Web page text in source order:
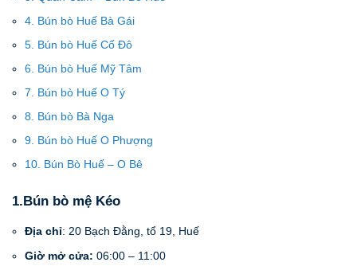
4. Bún bò Huế Bà Gái
5. Bún bò Huế Cố Đô
6. Bún bò Huế Mỹ Tâm
7. Bún bò Huế O Tý
8. Bún bò Bà Nga
9. Bún bò Huế O Phượng
10. Bún Bò Huế – O Bê
1.Bún bò mệ Kéo
Địa chỉ: 20 Bạch Đằng, tổ 19, Huế
Giờ mở cửa: 06:00 – 11:00